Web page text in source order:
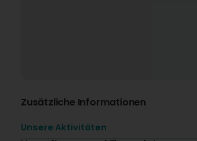
Zusätzliche Informationen
Unsere Aktivitäten